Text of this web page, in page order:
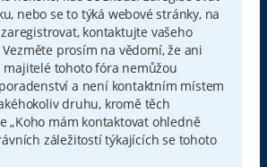
nebo se to týká webové stránky, na
kontaktujte vašeho
prosím na vědomí, že ani
tohoto fóra nemůžou
a není kontaktním místem
druhu, kromě těch
„Koho mám kontaktovat ohledně
záležitostí týkajících se tohoto